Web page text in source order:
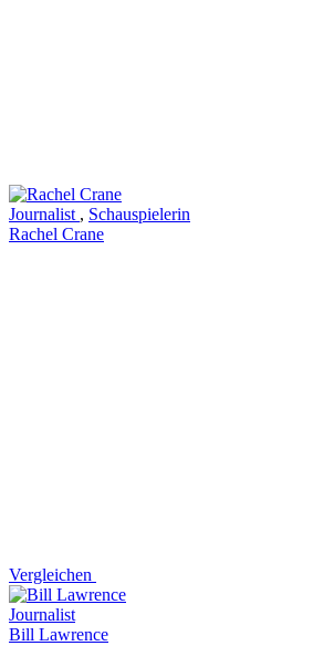
Journalist , Schauspielerin
Rachel Crane
Vergleichen
Journalist
Bill Lawrence